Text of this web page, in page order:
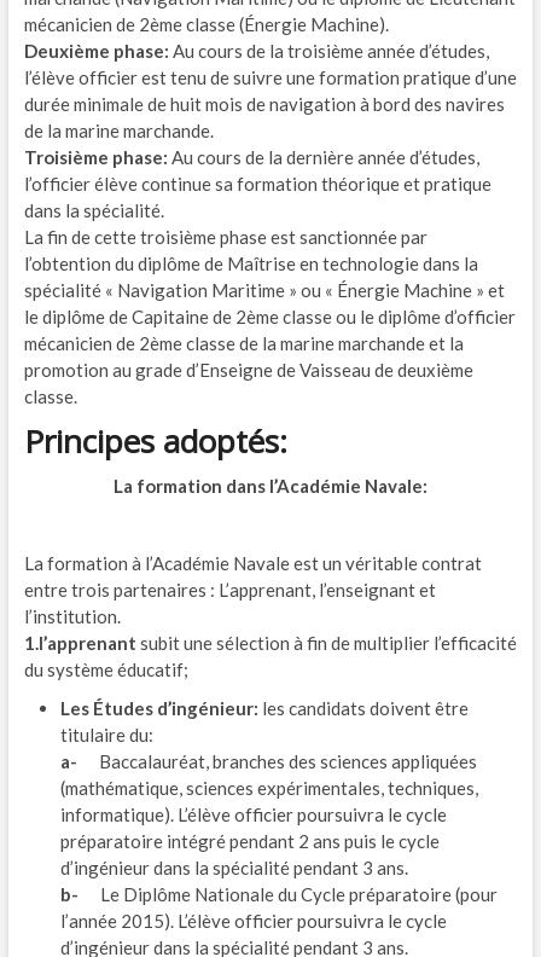
mécanicien de 2ème classe (Énergie Machine).
Deuxième phase: Au cours de la troisième année d’études,
l’élève officier est tenu de suivre une formation pratique d’une
durée minimale de huit mois de navigation à bord des navires
de la marine marchande.
Troisième phase: Au cours de la dernière année d’études,
l’officier élève continue sa formation théorique et pratique
dans la spécialité.
La fin de cette troisième phase est sanctionnée par
l’obtention du diplôme de Maîtrise en technologie dans la
spécialité « Navigation Maritime » ou « Énergie Machine » et
le diplôme de Capitaine de 2ème classe ou le diplôme d’officier
mécanicien de 2ème classe de la marine marchande et la
promotion au grade d’Enseigne de Vaisseau de deuxième
classe.
Principes adoptés:
La formation dans l’Académie Navale:
La formation à l’Académie Navale est un véritable contrat
entre trois partenaires : L’apprenant, l’enseignant et
l’institution.
1.l’apprenant subit une sélection à fin de multiplier l’efficacité
du système éducatif;
Les Études d’ingénieur: les candidats doivent être
titulaire du:
a- Baccalauréat, branches des sciences appliquées
(mathématique, sciences expérimentales, techniques,
informatique). L’élève officier poursuivra le cycle
préparatoire intégré pendant 2 ans puis le cycle
d’ingénieur dans la spécialité pendant 3 ans.
b- Le Diplôme Nationale du Cycle préparatoire (pour
l’année 2015). L’élève officier poursuivra le cycle
d’ingénieur dans la spécialité pendant 3 ans.